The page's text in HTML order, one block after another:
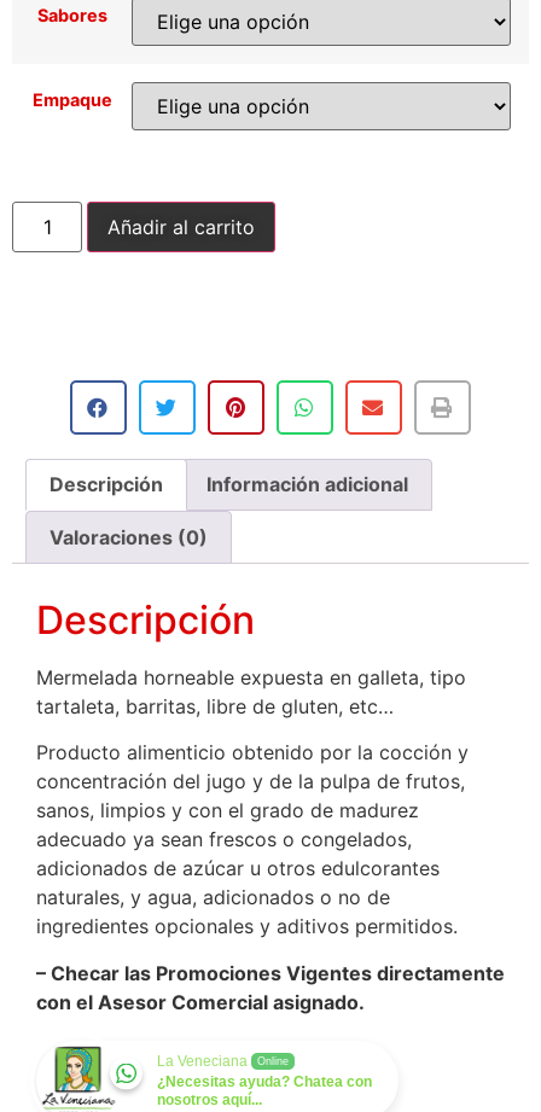
Sabores
Empaque
Añadir al carrito
Descripción Información adicional
Valoraciones (0)
Descripción
Mermelada horneable expuesta en galleta, tipo
tartaleta, barritas, libre de gluten, etc…
Producto alimenticio obtenido por la cocción y
concentración del jugo y de la pulpa de frutos,
sanos, limpios y con el grado de madurez
adecuado ya sean frescos o congelados,
adicionados de azúcar u otros edulcorantes
naturales, y agua, adicionados o no de
ingredientes opcionales y aditivos permitidos.
– Checar las Promociones Vigentes directamente
con el Asesor Comercial asignado.
La Veneciana Online
¿Necesitas ayuda? Chatea con
nosotros aquí...